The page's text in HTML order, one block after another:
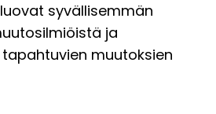
syvällisemmän
ja
muutoksien